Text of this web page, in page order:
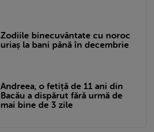
Zodiile binecuvântate cu noroc
uriaș la bani până în decembrie
Andreea, o fetiță de 11 ani din
Bacău a dispărut fără urmă de
mai bine de 3 zile